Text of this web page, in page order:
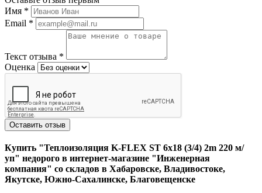
Имя *
Email *
Текст отзыва *
Оценка
Оставить отзыв
Купить "Теплоизоляция K-FLEX ST 6х18 (3/4) 2m 220 м/
уп" недорого в интернет-магазине "Инженерная
компания" со складов в Хабаровске, Владивостоке,
Якутске, Южно-Сахалинске, Благовещенске